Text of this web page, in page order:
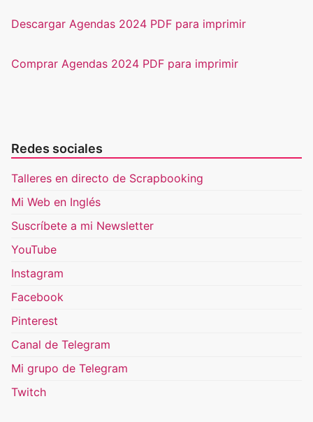
Descargar Agendas 2024 PDF para imprimir
Comprar Agendas 2024 PDF para imprimir
Redes sociales
Talleres en directo de Scrapbooking
Mi Web en Inglés
Suscríbete a mi Newsletter
YouTube
Instagram
Facebook
Pinterest
Canal de Telegram
Mi grupo de Telegram
Twitch